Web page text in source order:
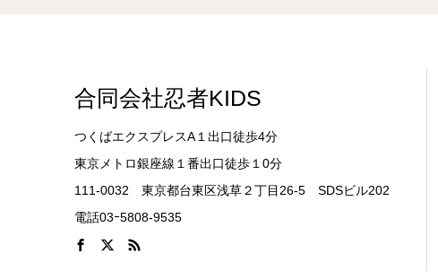
合同会社忍者KIDS
つくばエクスプレスA１出口徒歩4分
東京メトロ銀座線１番出口徒歩１0分
111-0032 東京都台東区浅草２丁目26-5 SDSビル202
電話03ｰ5808-9535